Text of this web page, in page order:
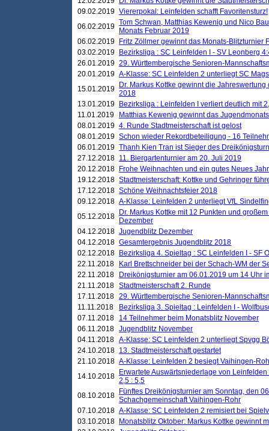
09.02.2019 Viererpokal: Leinfelden schafft Favoritensturz!
06.02.2019 Tom Schwan, Matthias Kewenig und Nico
Monats Februar 2019
06.02.2019
Fritz Zöllmer gewinnt das Monats-Blitzturnier
03.02.2019
Bezirksliga : SC Leinfelden I - SV Leonberg
26.01.2019 29. Württembergische Senioren-
20.01.2019 A-Klasse: SC Leinfelden 2 unterliegt SC
15.01.2019
Dr. Markus Kottke gewinnt die
2018
13.01.2019
Bezirksliga : Leinfelden I verliert deutlich mit
11.01.2019
Matthias Kewenig gewinnt das
08.01.2019 4. Runde Stadtmeisterschaft ist gelost
08.01.2019 Schon wieder Rekordbeteiligung - 16
06.01.2019 Thanh Kien Tran ist Sieger des
27.12.2018 11. Biergartenturnier am 20. Juli 2019
20.12.2018
Frohe Weihnachten und ein gutes Neues
19.12.2018 Stadtmeisterschaft: Kottke und Gehringer
17.12.2018 Schöne Weihnachtsfeier 2018
09.12.2018 A-Klasse: Leinfelden 2 unterliegt VfL
05.12.2018
Dr. Markus Kottke mit 12 Punkten und
Dezember
04.12.2018 Jugendblitz Dezember
04.12.2018 Gesamtergebnis Jugendblitz 2018
02.12.2018
Bezirksliga 4. Spieltag : SC Leinfelden I - SF
22.11.2018
Karl Brettschneider bei der Schach-WM der
22.11.2018
Dreikönigsturnier am 06.01.2019 um 14 Uhr
21.11.2018 Stadtmeisterschaft 2. Runde
17.11.2018 29. Württembergische Senioren-
11.11.2018
Bezirksliga 3. Spieltag : Leinfelden I -
07.11.2018
14 Teilnehmer beim Monatsblitz November
06.11.2018 Jugendblitz November
04.11.2018 A-Klasse: SC Leinfelden 2 unterliegt Spvgg
24.10.2018 13. Stadtmeisterschaft gestartet
21.10.2018 A-Klasse: Leinfelden 2 besiegt Vaihingen-
14.10.2018
Erwartete Auswärtsniederlage von
2,5 : 5,5
08.10.2018
Fünftes Dreikönigsturnier am Sonntag, den
Schachgemeinschaft Vaihingen-Rohr
07.10.2018 A-Klasse: SC Leinfelden 2 remisiert bei
03.10.2018
Monatsblitz Oktober: Markus Kottke gewinnt